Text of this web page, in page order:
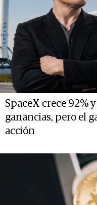
SpaceX crece 92%
ganancias, pero el
acción